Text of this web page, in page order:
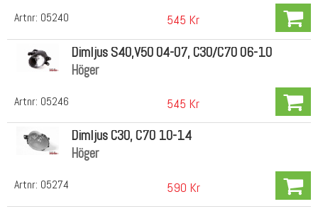
Artnr: 05240 545 Kr
Artnr: 05246
Dimljus S40,V50 04-07, C30/C70 06-10
Höger
545 Kr
Artnr: 05274
Dimljus C30, C70 10-14
Höger
590 Kr